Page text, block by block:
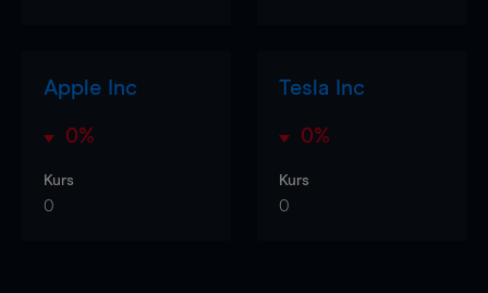
Apple Inc
0%
Kurs
0
Tesla Inc
0%
Kurs
0